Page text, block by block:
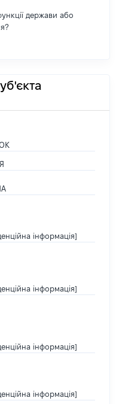
держави або
інформація]
інформація]
інформація]
інформація]